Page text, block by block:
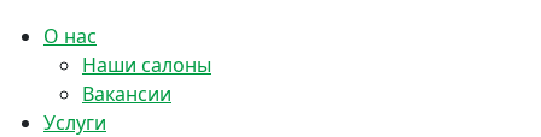
О нас
Наши салоны
Вакансии
Услуги